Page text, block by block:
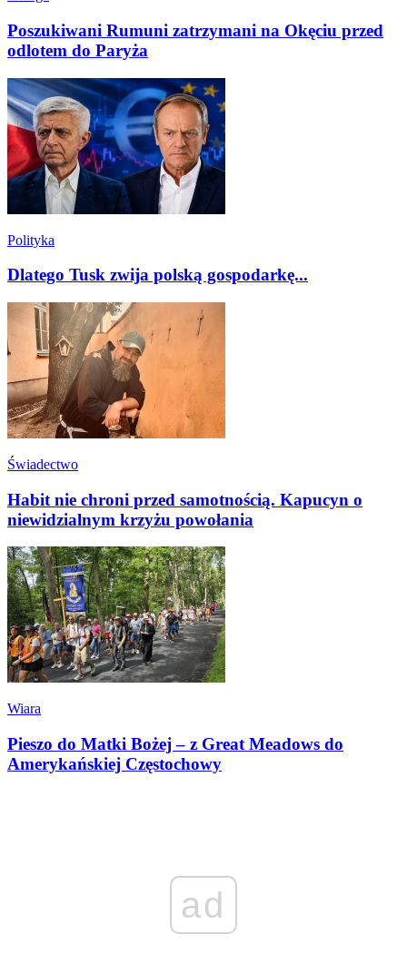
Poszukiwani Rumuni zatrzymani na Okęciu przed
odlotem do Paryża
Polityka
Dlatego Tusk zwija polską gospodarkę...
Świadectwo
Habit nie chroni przed samotnością. Kapucyn o
niewidzialnym krzyżu powołania
Wiara
Pieszo do Matki Bożej – z Great Meadows do
Amerykańskiej Częstochowy
ad